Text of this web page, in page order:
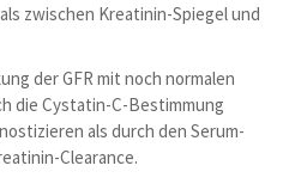
zwischen Kreatinin-Spiegel und
der GFR mit noch normalen
die Cystatin-C-Bestimmung
als durch den Serum-
Clearance.